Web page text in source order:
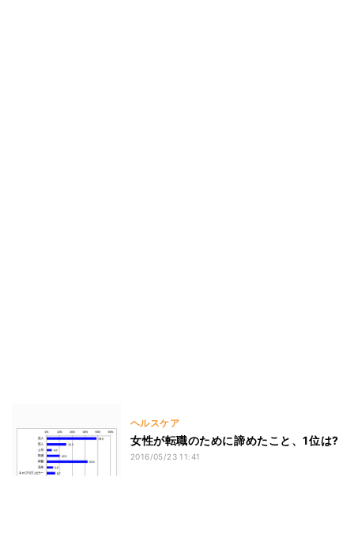
ヘルスケア
女性が転職のために諦めたこと、1位は?
2016/05/23 11:41